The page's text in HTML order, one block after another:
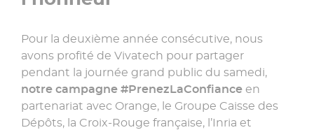
Pour la deuxième année consécutive, nous
avons profité de Vivatech pour partager
pendant la journée grand public du samedi,
notre campagne #PrenezLaConfiance en
partenariat avec Orange, le Groupe Caisse des
Dépôts, la Croix-Rouge française, l’Inria et